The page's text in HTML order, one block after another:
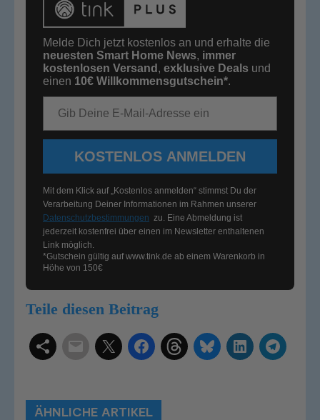
Melde Dich jetzt kostenlos an und erhalte die
neuesten Smart Home News, immer
kostenlosen Versand , exklusive Deals und
einen 10€ Willkommensgutschein*.
KOSTENLOS ANMELDEN
Mit dem Klick auf „Kostenlos anmelden“ stimmst Du der
Verarbeitung Deiner Informationen im Rahmen unserer
Datenschutzbestimmungen zu. Eine Abmeldung ist
jederzeit kostenfrei über einen im Newsletter enthaltenen
Link möglich.
*Gutschein gültig aufwww.tink.de ab einem Warenkorb in
Höhe von 150€
Teile diesen Beitrag
ÄHNLICHE ARTIKEL